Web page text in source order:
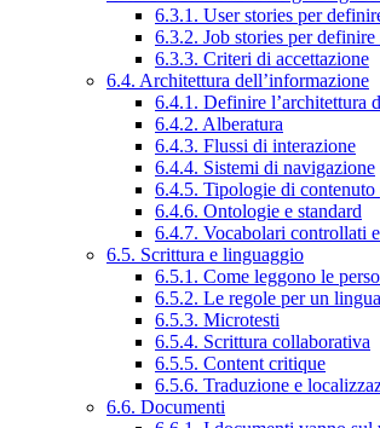
6.3.1. User stories per
6.3.2. Job stories per
6.3.3. Criteri di accettazione
6.4. Architettura dell’informazione
6.4.1. Definire l’architettura
6.4.2. Alberatura
6.4.3. Flussi di interazione
6.4.4. Sistemi di navigazione
6.4.5. Tipologie di contenuto
6.4.6. Ontologie e standard
6.4.7. Vocabolari controllati
6.5. Scrittura e linguaggio
6.5.1. Come leggono le
6.5.2. Le regole per un
6.5.3. Microtesti
6.5.4. Scrittura collaborativa
6.5.5. Content critique
6.5.6. Traduzione e
6.6. Documenti